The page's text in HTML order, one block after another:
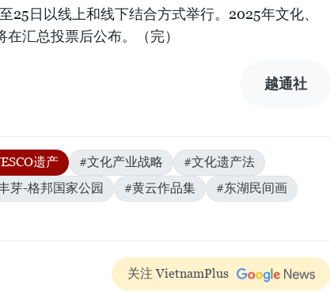
25日以线上和线下结合方式举行。2025年文化、
汇总投票后公布。（完）
越通社
遗产 #文化产业战略
#文化遗产法
芽-格邦国家公园 #黄云作品集
#东湖民间画
关注 VietnamPlus